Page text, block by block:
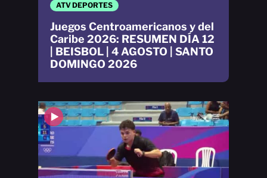
ATV DEPORTES
Juegos Centroamericanos y del
Caribe 2026: RESUMEN DÍA 12
| BEISBOL | 4 AGOSTO | SANTO
DOMINGO 2026